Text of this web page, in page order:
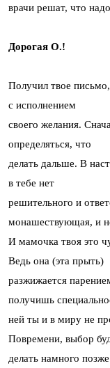
врачи решат, что
Дорогая О.!
Получил твое
с исполнением
своего желания.
определяться, что
делать дальше. В
в тебе нет
решительного и
монашествующая, и
И мамочка твоя это
Ведь она (эта прыть)
разжижается
получишь
ней ты и в миру не
Повремени, выбор
делать намного